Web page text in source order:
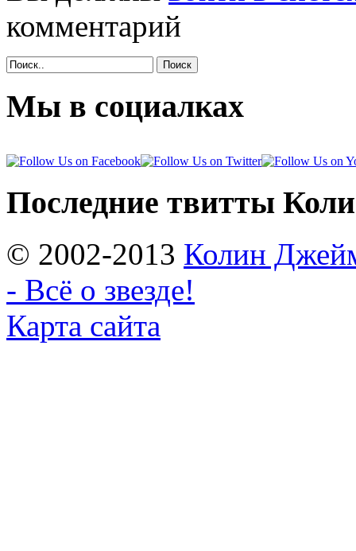
комментарий
Поиск
Мы в социалках
Последние твитты
© 2002-2013 Колин
- Всё о звезде!
Карта сайта